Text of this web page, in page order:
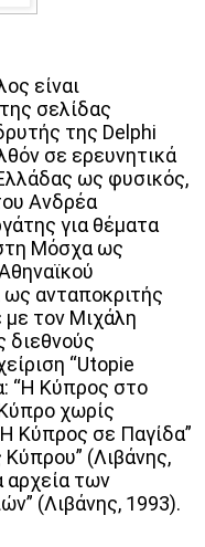
είναι
σελίδας
της Delphi
σε ερευνητικά
ως φυσικός,
Ανδρέα
για θέματα
Μόσχα ως
ως ανταποκριτής
τον Μιχάλη
διεθνούς
“Utopie
“Η Κύπρος στο
χωρίς
Κύπρος σε Παγίδα”
(Λιβάνης,
αρχεία των
(Λιβάνης, 1993).